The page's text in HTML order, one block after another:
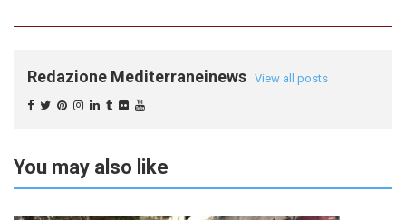
Redazione Mediterraneinews View all posts
You may also like